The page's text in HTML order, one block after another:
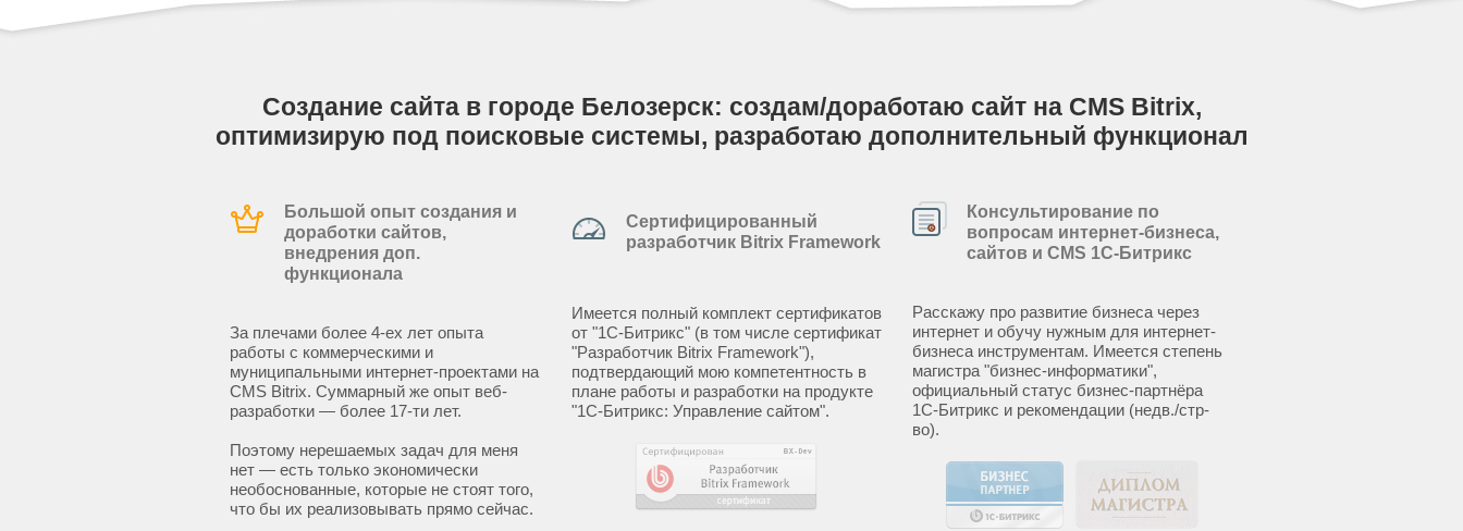
Создание сайта в городе Белозерск: создам/доработаю сайт на CMS Bitrix,
оптимизирую под поисковые системы, разработаю дополнительный функционал
Большой опыт создания и
доработки сайтов,
внедрения доп.
функционала
За плечами более 4-ех лет опыта
работы с коммерческими и
муниципальными интернет-проектами на
CMS Bitrix. Суммарный же опыт веб-
разработки — более 17-ти лет.
Поэтому нерешаемых задач для меня
нет — есть только экономически
необоснованные, которые не стоят того,
что бы их реализовывать прямо сейчас.
Сертифицированный
разработчик Bitrix Framework
Имеется полный комплект сертификатов
от "1С-Битрикс" (в том числе сертификат
"Разработчик Bitrix Framework"),
подтвердающий мою компетентность в
плане работы и разработки на продукте
"1С-Битрикс: Управление сайтом".
Консультирование по
вопросам интернет-бизнеса,
сайтов и CMS 1С-Битрикс
Расскажу про развитие бизнеса через
интернет и обучу нужным для интернет-
бизнеса инструментам. Имеется степень
магистра "бизнес-информатики",
официальный статус бизнес-партнёра
1С-Битрикс и рекомендации (недв./стр-
во).